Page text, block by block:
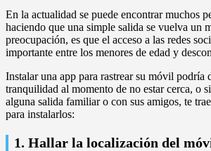
En la actualidad se puede encontrar muchos
haciendo que una simple salida se vuelva un
preocupación, es que el acceso a las redes
importante entre los menores de edad y
Instalar una app para rastrear su móvil podría
tranquilidad al momento de no estar cerca, o
alguna salida familiar o con sus amigos, te
para instalarlos:
1. Hallar la localización del